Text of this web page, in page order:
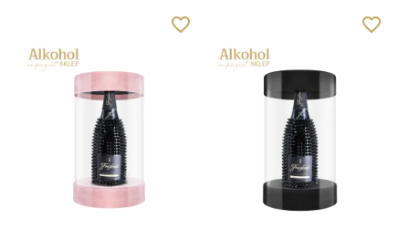
favorite_border favorite_border